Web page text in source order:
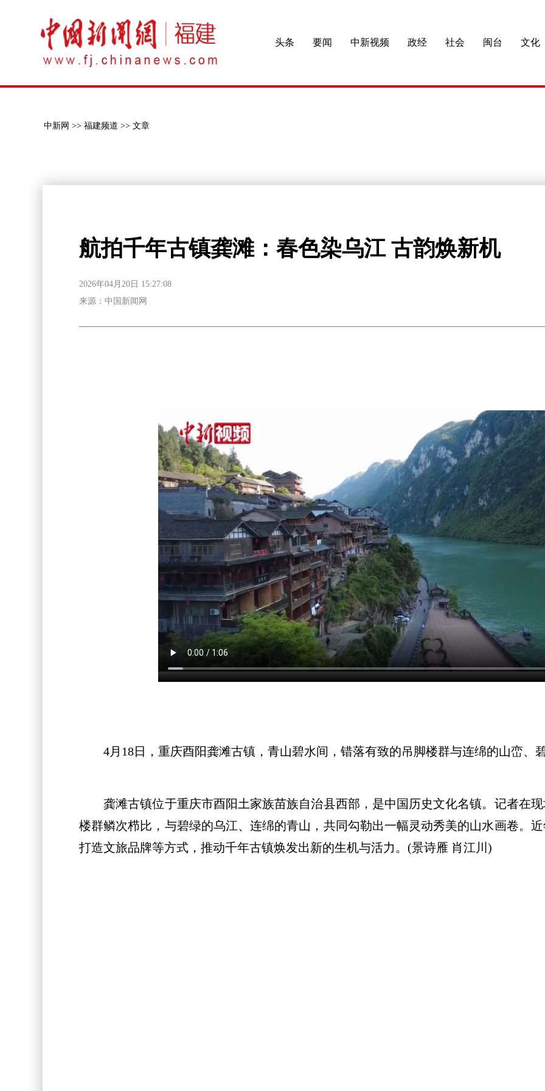
头条 要闻 中新视频 政经 社会 闽台 文化
中新网 >> 福建频道 >> 文章
航拍千年古镇龚滩：春色染乌江 古韵焕新机
2026年04月20日 15:27:08
来源：中国新闻网
4月18日，重庆酉阳龚滩古镇，青山碧水间，错落有致的吊脚楼群与连绵的山峦、
龚滩古镇位于重庆市酉阳土家族苗族自治县西部，是中国历史文化名镇。记者在现
楼群鳞次栉比，与碧绿的乌江、连绵的青山，共同勾勒出一幅灵动秀美的山水画卷。
打造文旅品牌等方式，推动千年古镇焕发出新的生机与活力。(景诗雁 肖江川)